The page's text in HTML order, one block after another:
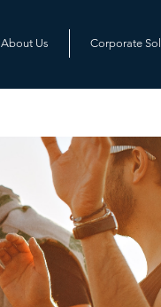
About Us Corporate